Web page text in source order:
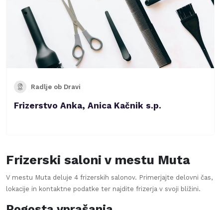
Radlje ob Dravi
Frizerstvo Anka, Anica Kačnik s.p.
Frizerski saloni v mestu Muta
V mestu Muta deluje 4 frizerskih salonov. Primerjajte delovni čas,
lokacije in kontaktne podatke ter najdite frizerja v svoji bližini.